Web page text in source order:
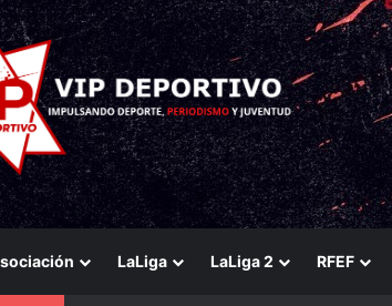
LaLiga LaLiga 2 RFEF